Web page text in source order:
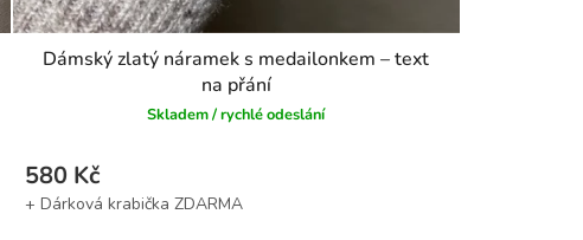
Dámský zlatý náramek s medailonkem – text
na přání
Skladem / rychlé odeslání
580 Kč